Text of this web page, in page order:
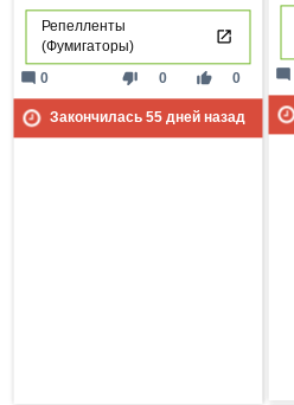
Репелленты
(Фумигаторы)
thumb_down 0 thumb_up 0
mode_comment 0
Закончилась 55дней назад
mode_comment